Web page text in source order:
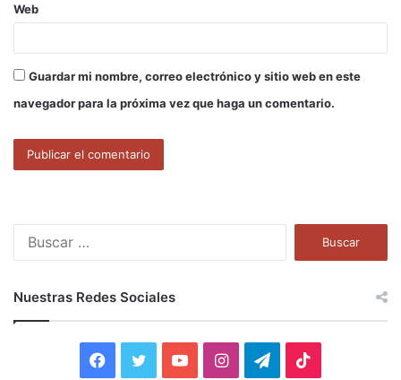
Web
Guardar mi nombre, correo electrónico y sitio web en este
navegador para la próxima vez que haga un comentario.
r
:
Nuestras Redes Sociales
I